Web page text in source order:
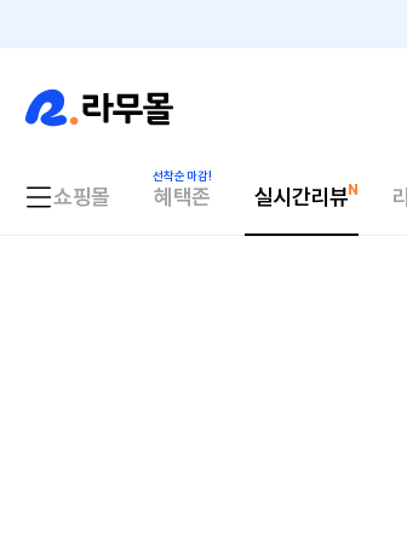
쇼핑몰 혜택존 실시간리뷰